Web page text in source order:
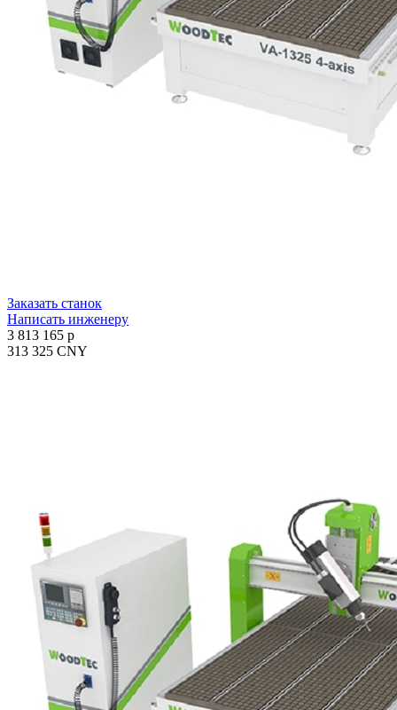
Заказать станок
Написать инженеру
3 813 165 p
313 325 CNY